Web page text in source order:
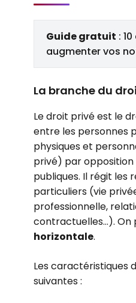
Guide gratuit :
augmenter vos
La branche du
Le droit privé est le
entre les personnes
physiques et
privé) par opposition
publiques. Il régit les
particuliers (vie
professionnelle,
contractuelles…). On
horizontale.
Les caractéristiques
suivantes :